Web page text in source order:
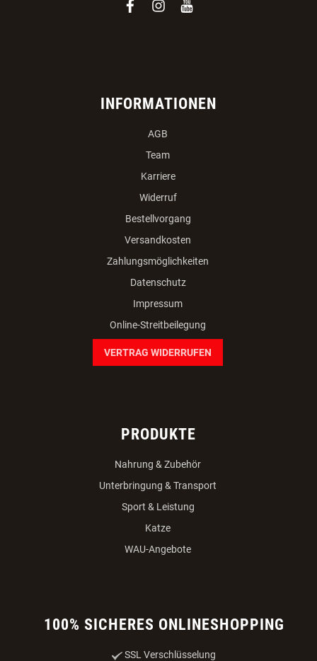
facebook
instagram
youtube
INFORMATIONEN
AGB
Team
Karriere
Widerruf
Bestellvorgang
Versandkosten
Zahlungsmöglichkeiten
Datenschutz
Impressum
Online-Streitbeilegung
VERTRAG WIDERRUFEN
PRODUKTE
Nahrung & Zubehör
Unterbringung & Transport
Sport & Leistung
Katze
WAU-Angebote
100% SICHERES ONLINESHOPPING
SSL Verschlüsselung